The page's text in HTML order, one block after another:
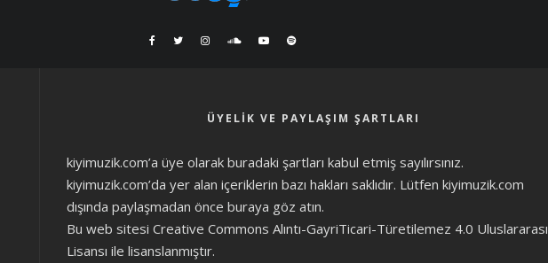
ÜYELIK VE PAYLAŞIM ŞARTLARI
kiyimuzik.com’a üye olarak buradaki şartları kabul etmiş sayılırsınız.
kiyimuzik.com’da yer alan içeriklerin bazı hakları saklıdır. Lütfen kiyimuzik.com
dışında paylaşmadan önce buraya göz atın.
Bu web sitesi Creative Commons Alıntı-GayriTicari-Türetilemez 4.0 Uluslararası
Lisansı ile lisanslanmıştır.